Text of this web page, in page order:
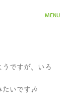
MENU
ですが、いろ
たいです🎶